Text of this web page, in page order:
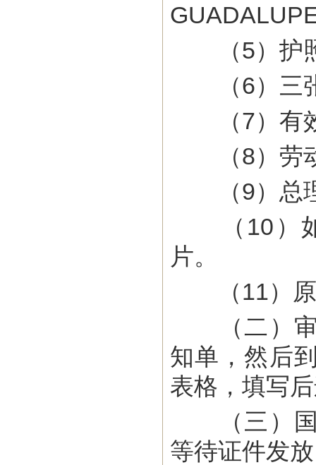
（5）护
（6）三张
（7）有效
（8）劳
（9）总理
（10）如
片。
（11）原
（二）审
知单，然后
表格，填写
（三）国
等待证件发